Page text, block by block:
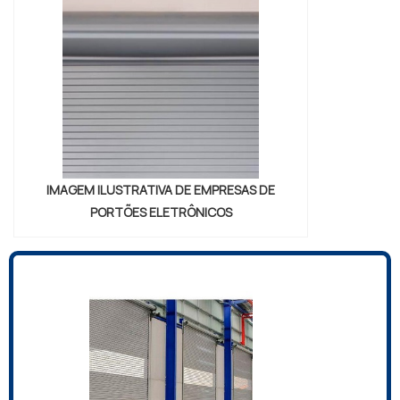
demonstrar competência e excelência em
uma área de atuação. A VJS Sistema e
Automação se mostra referência por ter:
Solução ideal e precisa de cancela
automática e porta automática;
Combinações perfeitas entre equipamentos
e programas; Colaboradores apaixonados
pelo que fazem.Ainda focando em empresas
catracas eletrônicas, é importante buscar
uma empresa que tenha produtos e serviços
importantes que ficam de fora no
apenas o lucro, deixando a desejar nos
outros fatores.É por estes motivos que a
VJS Sistema e Automação é uma empresa
responsável quando se trata de empresas
do segmento de automação para
IMAGEM ILUSTRATIVA DE EMPRESAS DE
PORTÕES ELETRÔNICOS